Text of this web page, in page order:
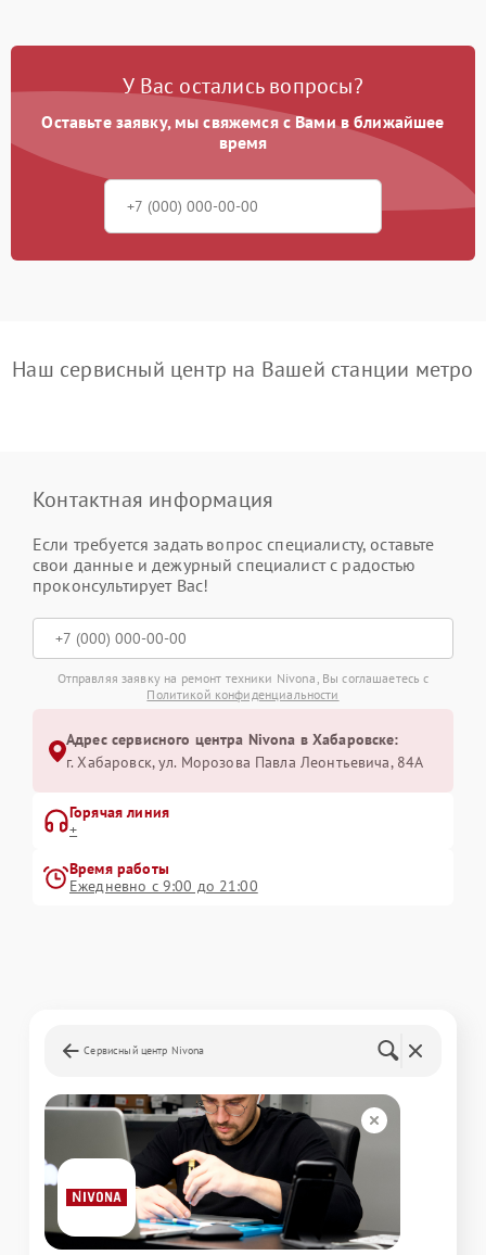
У Вас остались вопросы?
Оставьте заявку, мы свяжемся с Вами в ближайшее
время
Наш сервисный центр на Вашей станции метро
Контактная информация
Если требуется задать вопрос специалисту, оставьте
свои данные и дежурный специалист с радостью
проконсультирует Вас!
Отправляя заявку на ремонт техники Nivona, Вы соглашаетесь с
Политикой конфиденциальности
Адрес сервисного центра Nivona в Хабаровске:
г. Хабаровск, ул. Морозова Павла Леонтьевича, 84А
Горячая линия
+
Время работы
Ежедневно с 9:00 до 21:00
Сервисный центр Nivona